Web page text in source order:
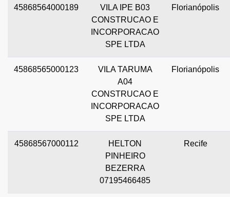
45868564000189
VILA IPE B03
CONSTRUCAO E
INCORPORACAO
SPE LTDA
Florianópolis
45868565000123
VILA TARUMA
A04
CONSTRUCAO E
INCORPORACAO
SPE LTDA
Florianópolis
45868567000112
HELTON
PINHEIRO
BEZERRA
07195466485
Recife